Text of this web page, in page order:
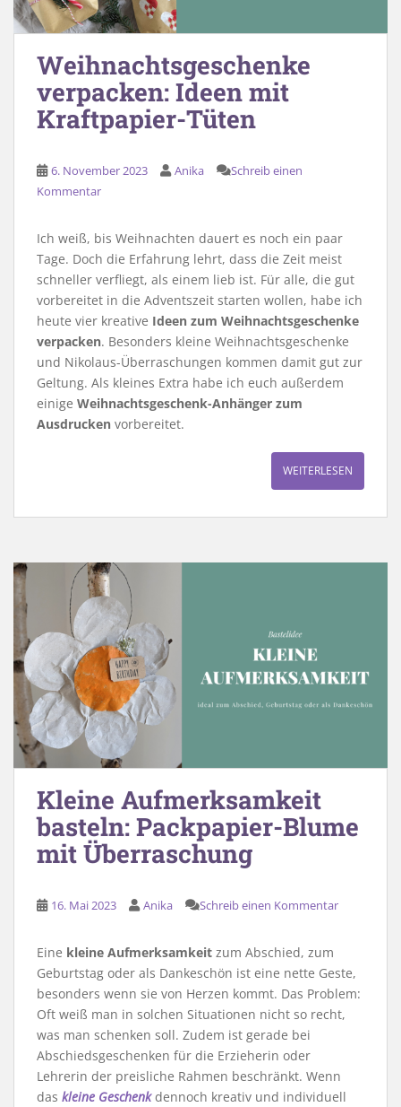
Weihnachtsgeschenke
verpacken: Ideen mit
Kraftpapier-Tüten
6. November 2023 Anika
Schreib einen
Kommentar
Ich weiß, bis Weihnachten dauert es noch ein paar
Tage. Doch die Erfahrung lehrt, dass die Zeit meist
schneller verfliegt, als einem lieb ist. Für alle, die gut
vorbereitet in die Adventszeit starten wollen, habe ich
heute vier kreative Ideen zum Weihnachtsgeschenke
verpacken. Besonders kleine Weihnachtsgeschenke
und Nikolaus-Überraschungen kommen damit gut zur
Geltung. Als kleines Extra habe ich euch außerdem
einige Weihnachtsgeschenk-Anhänger zum
Ausdrucken vorbereitet.
WEITERLESEN
Kleine Aufmerksamkeit
basteln: Packpapier-Blume
mit Überraschung
16. Mai 2023 Anika Schreib einen Kommentar
Eine kleine Aufmerksamkeit zum Abschied, zum
Geburtstag oder als Dankeschön ist eine nette Geste,
besonders wenn sie von Herzen kommt. Das Problem:
Oft weiß man in solchen Situationen nicht so recht,
was man schenken soll. Zudem ist gerade bei
Abschiedsgeschenken für die Erzieherin oder
Lehrerin der preisliche Rahmen beschränkt. Wenn
das kleine Geschenkdennoch kreativ und individuell